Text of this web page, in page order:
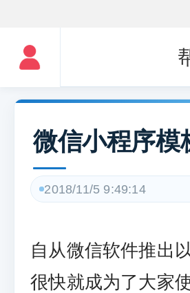
微信小程序模
2018/11/5 9:49:14
自从微信软件推出
很快就成为了大家